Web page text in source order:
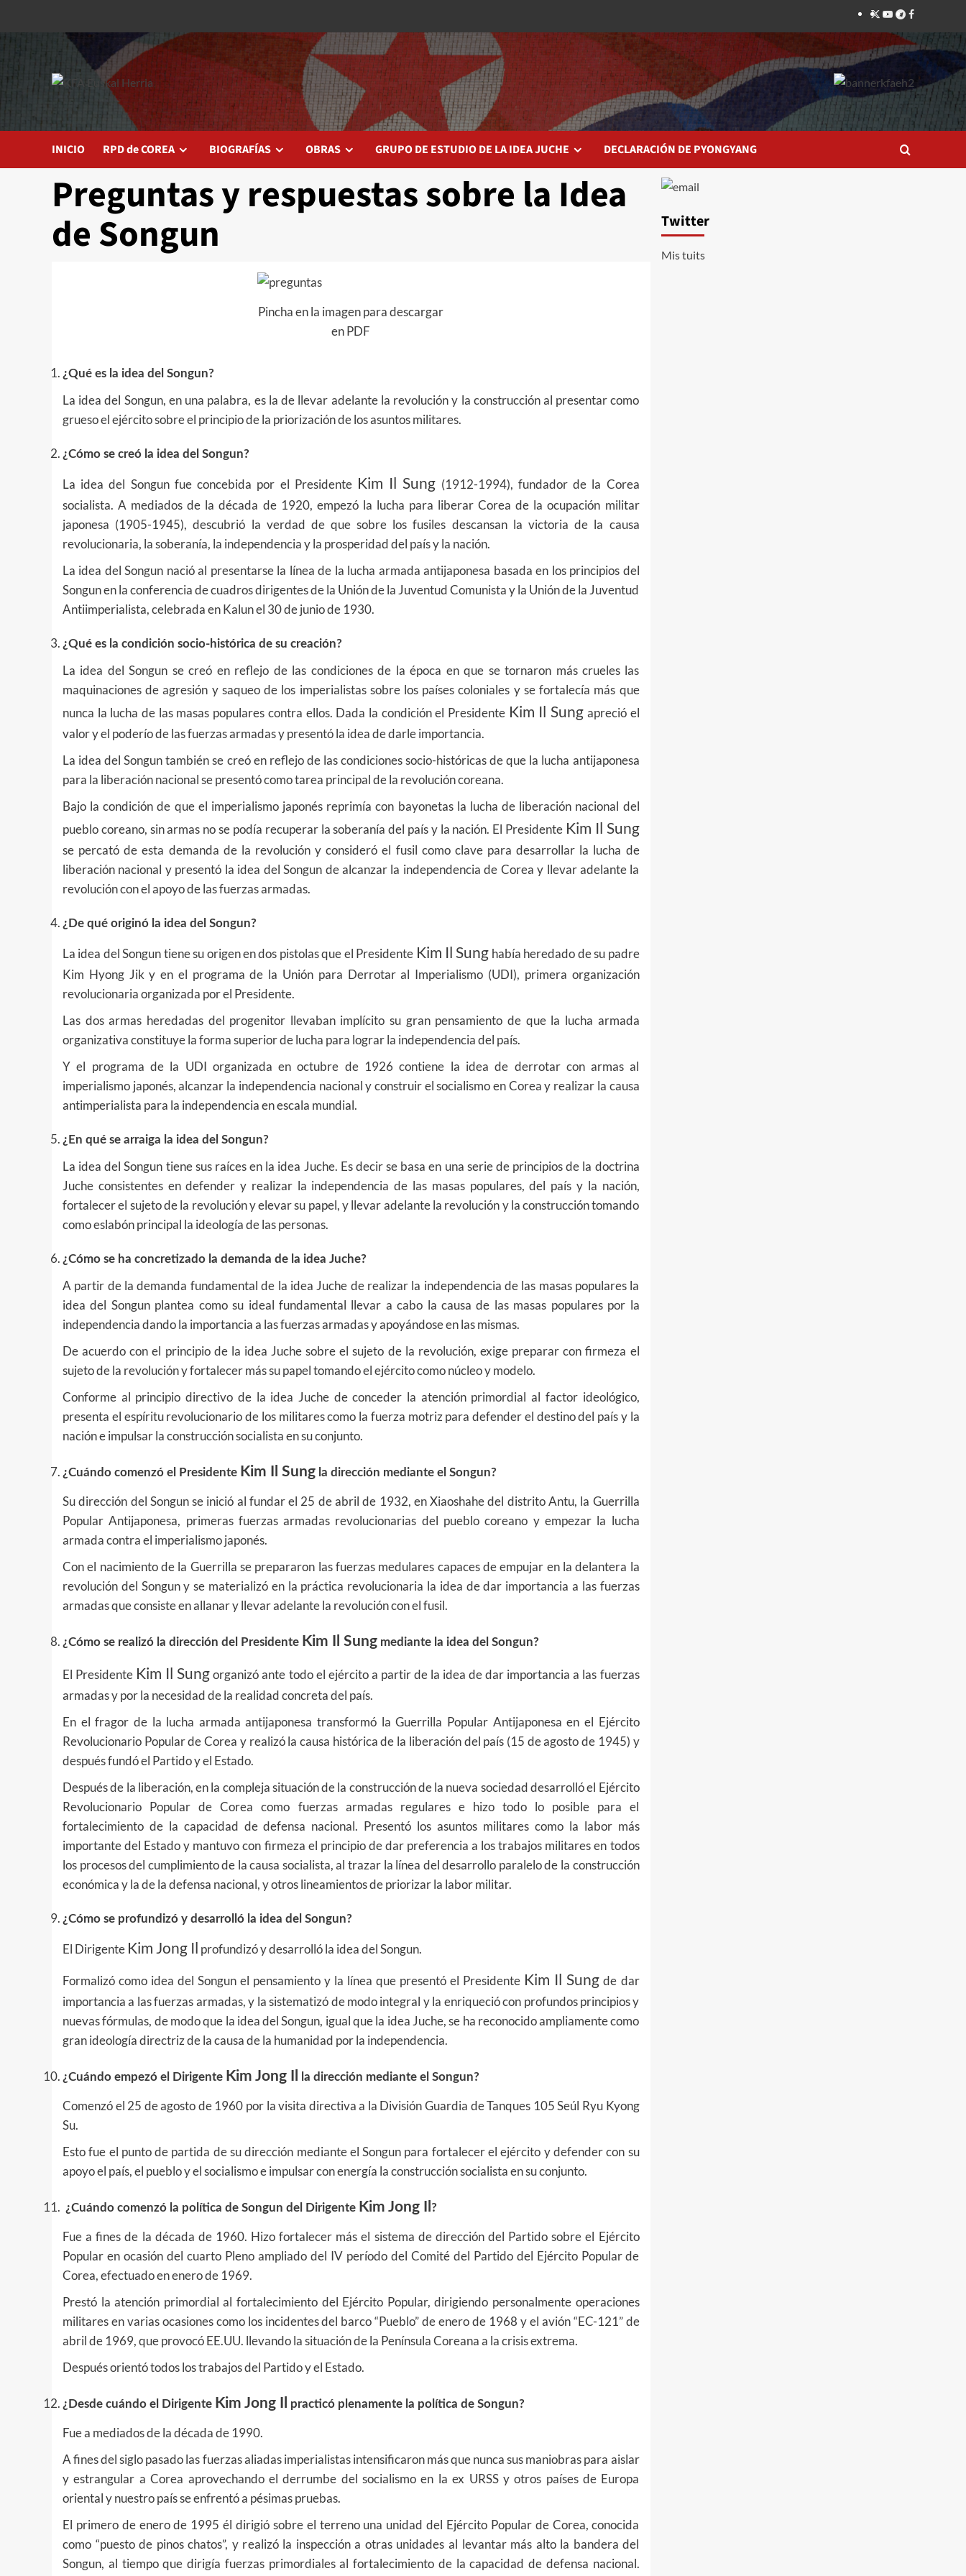
Twitter
YouTube
Telegram
Facebook
INICIO RPD de COREA BIOGRAFÍAS OBRAS GRUPO DE ESTUDIO DE LA IDEA JUCHE DECLARACIÓN DE PYONGYANG
Preguntas y respuestas sobre la Idea
de Songun
Pincha en la imagen para descargar
en PDF
¿Qué es la idea del Songun?
La idea del Songun, en una palabra, es la de llevar adelante la revolución y la construcción al presentar como
grueso el ejército sobre el principio de la priorización de los asuntos militares.
¿Cómo se creó la idea del Songun?
La idea del Songun fue concebida por el Presidente Kim Il Sung (1912-1994), fundador de la Corea
socialista. A mediados de la década de 1920, empezó la lucha para liberar Corea de la ocupación militar
japonesa (1905-1945), descubrió la verdad de que sobre los fusiles descansan la victoria de la causa
revolucionaria, la soberanía, la independencia y la prosperidad del país y la nación.
La idea del Songun nació al presentarse la línea de la lucha armada antijaponesa basada en los principios del
Songun en la conferencia de cuadros dirigentes de la Unión de la Juventud Comunista y la Unión de la Juventud
Antiimperialista, celebrada en Kalun el 30 de junio de 1930.
¿Qué es la condición socio-histórica de su creación?
La idea del Songun se creó en reflejo de las condiciones de la época en que se tornaron más crueles las
maquinaciones de agresión y saqueo de los imperialistas sobre los países coloniales y se fortalecía más que
nunca la lucha de las masas populares contra ellos. Dada la condición el Presidente Kim Il Sung apreció el
valor y el poderío de las fuerzas armadas y presentó la idea de darle importancia.
La idea del Songun también se creó en reflejo de las condiciones socio-históricas de que la lucha antijaponesa
para la liberación nacional se presentó como tarea principal de la revolución coreana.
Bajo la condición de que el imperialismo japonés reprimía con bayonetas la lucha de liberación nacional del
pueblo coreano, sin armas no se podía recuperar la soberanía del país y la nación. El Presidente Kim Il Sung
se percató de esta demanda de la revolución y consideró el fusil como clave para desarrollar la lucha de
liberación nacional y presentó la idea del Songun de alcanzar la independencia de Corea y llevar adelante la
revolución con el apoyo de las fuerzas armadas.
¿De qué originó la idea del Songun?
La idea del Songun tiene su origen en dos pistolas que el Presidente Kim Il Sung había heredado de su padre
Kim Hyong Jik y en el programa de la Unión para Derrotar al Imperialismo (UDI), primera organización
revolucionaria organizada por el Presidente.
Las dos armas heredadas del progenitor llevaban implícito su gran pensamiento de que la lucha armada
organizativa constituye la forma superior de lucha para lograr la independencia del país.
Y el programa de la UDI organizada en octubre de 1926 contiene la idea de derrotar con armas al
imperialismo japonés, alcanzar la independencia nacional y construir el socialismo en Corea y realizar la causa
antimperialista para la independencia en escala mundial.
¿En qué se arraiga la idea del Songun?
La idea del Songun tiene sus raíces en la idea Juche. Es decir se basa en una serie de principios de la doctrina
Juche consistentes en defender y realizar la independencia de las masas populares, del país y la nación,
fortalecer el sujeto de la revolución y elevar su papel, y llevar adelante la revolución y la construcción tomando
como eslabón principal la ideología de las personas.
¿Cómo se ha concretizado la demanda de la idea Juche?
A partir de la demanda fundamental de la idea Juche de realizar la independencia de las masas populares la
idea del Songun plantea como su ideal fundamental llevar a cabo la causa de las masas populares por la
independencia dando la importancia a las fuerzas armadas y apoyándose en las mismas.
De acuerdo con el principio de la idea Juche sobre el sujeto de la revolución, exige preparar con firmeza el
sujeto de la revolución y fortalecer más su papel tomando el ejército como núcleo y modelo.
Conforme al principio directivo de la idea Juche de conceder la atención primordial al factor ideológico,
presenta el espíritu revolucionario de los militares como la fuerza motriz para defender el destino del país y la
nación e impulsar la construcción socialista en su conjunto.
¿Cuándo comenzó el Presidente Kim Il Sung la dirección mediante el Songun?
Su dirección del Songun se inició al fundar el 25 de abril de 1932, en Xiaoshahe del distrito Antu, la Guerrilla
Popular Antijaponesa, primeras fuerzas armadas revolucionarias del pueblo coreano y empezar la lucha
armada contra el imperialismo japonés.
Con el nacimiento de la Guerrilla se prepararon las fuerzas medulares capaces de empujar en la delantera la
revolución del Songun y se materializó en la práctica revolucionaria la idea de dar importancia a las fuerzas
armadas que consiste en allanar y llevar adelante la revolución con el fusil.
¿Cómo se realizó la dirección del Presidente Kim Il Sung mediante la idea del Songun?
El Presidente Kim Il Sungorganizó ante todo el ejército a partir de la idea de dar importancia a las fuerzas
armadas y por la necesidad de la realidad concreta del país.
En el fragor de la lucha armada antijaponesa transformó la Guerrilla Popular Antijaponesa en el Ejército
Revolucionario Popular de Corea y realizó la causa histórica de la liberación del país (15 de agosto de 1945) y
después fundó el Partido y el Estado.
Después de la liberación, en la compleja situación de la construcción de la nueva sociedad desarrolló el Ejército
Revolucionario Popular de Corea como fuerzas armadas regulares e hizo todo lo posible para el
fortalecimiento de la capacidad de defensa nacional. Presentó los asuntos militares como la labor más
importante del Estado y mantuvo con firmeza el principio de dar preferencia a los trabajos militares en todos
los procesos del cumplimiento de la causa socialista, al trazar la línea del desarrollo paralelo de la construcción
económica y la de la defensa nacional, y otros lineamientos de priorizar la labor militar.
¿Cómo se profundizó y desarrolló la idea del Songun?
El Dirigente Kim Jong Il profundizó y desarrolló la idea del Songun.
Formalizó como idea del Songun el pensamiento y la línea que presentó el Presidente Kim Il Sung de dar
importancia a las fuerzas armadas, y la sistematizó de modo integral y la enriqueció con profundos principios y
nuevas fórmulas, de modo que la idea del Songun, igual que la idea Juche, se ha reconocido ampliamente como
gran ideología directriz de la causa de la humanidad por la independencia.
¿Cuándo empezó el Dirigente Kim Jong Il la dirección mediante el Songun?
Comenzó el 25 de agosto de 1960 por la visita directiva a la División Guardia de Tanques 105 Seúl Ryu Kyong
Su.
Esto fue el punto de partida de su dirección mediante el Songun para fortalecer el ejército y defender con su
apoyo el país, el pueblo y el socialismo e impulsar con energía la construcción socialista en su conjunto.
¿Cuándo comenzó la política de Songun del Dirigente Kim Jong Il ?
Fue a fines de la década de 1960. Hizo fortalecer más el sistema de dirección del Partido sobre el Ejército
Popular en ocasión del cuarto Pleno ampliado del IV período del Comité del Partido del Ejército Popular de
Corea, efectuado en enero de 1969.
Prestó la atención primordial al fortalecimiento del Ejército Popular, dirigiendo personalmente operaciones
militares en varias ocasiones como los incidentes del barco “Pueblo” de enero de 1968 y el avión “EC-121” de
abril de 1969, que provocó EE.UU. llevando la situación de la Península Coreana a la crisis extrema.
Después orientó todos los trabajos del Partido y el Estado.
¿Desde cuándo el Dirigente Kim Jong Il practicó plenamente la política de Songun?
Fue a mediados de la década de 1990.
A fines del siglo pasado las fuerzas aliadas imperialistas intensificaron más que nunca sus maniobras para aislar
y estrangular a Corea aprovechando el derrumbe del socialismo en la ex URSS y otros países de Europa
oriental y nuestro país se enfrentó a pésimas pruebas.
El primero de enero de 1995 él dirigió sobre el terreno una unidad del Ejército Popular de Corea, conocida
como “puesto de pinos chatos”, y realizó la inspección a otras unidades al levantar más alto la bandera del
Songun, al tiempo que dirigía fuerzas primordiales al fortalecimiento de la capacidad de defensa nacional.
Twitter
Mis tuits